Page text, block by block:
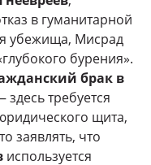
в гуманитарной
убежища, Мисрад
бурения».
брак в
требуется
щита,
заявлять, что
используется